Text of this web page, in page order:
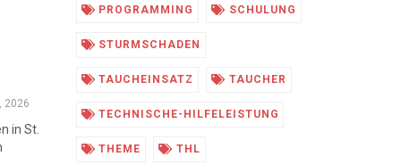
2026
in St.
PROGRAMMING SCHULUNG
STURMSCHADEN
TAUCHEINSATZ TAUCHER
TECHNISCHE-HILFELEISTUNG
THEME THL